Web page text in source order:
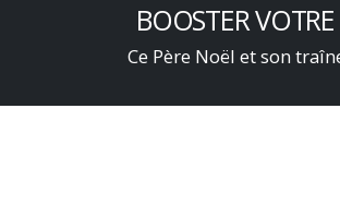
BOOSTER
Ce Père Noël et son